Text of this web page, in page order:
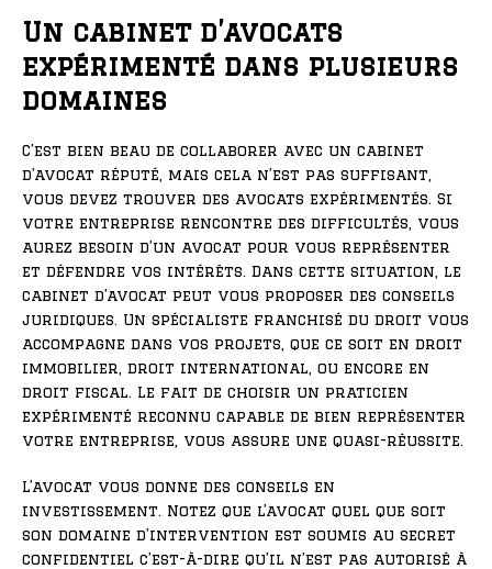
Un cabinet d’avocats
expérimenté dans plusieurs
domaines
C’est bien beau de collaborer avec un cabinet
d’avocat réputé, mais cela n’est pas suffisant,
vous devez trouver des avocats expérimentés. Si
votre entreprise rencontre des difficultés, vous
aurez besoin d’un avocat pour vous représenter
et défendre vos intérêts. Dans cette situation, le
cabinet d’avocat peut vous proposer des conseils
juridiques. Un spécialiste franchisé du droit vous
accompagne dans vos projets, que ce soit en droit
immobilier, droit international, ou encore en
droit fiscal. Le fait de choisir un praticien
expérimenté reconnu capable de bien représenter
votre entreprise, vous assure une quasi-réussite.
L’avocat vous donne des conseils en
investissement. Notez que l’avocat quel que soit
son domaine d’intervention est soumis au secret
confidentiel c’est-à-dire qu’il n’est pas autorisé à